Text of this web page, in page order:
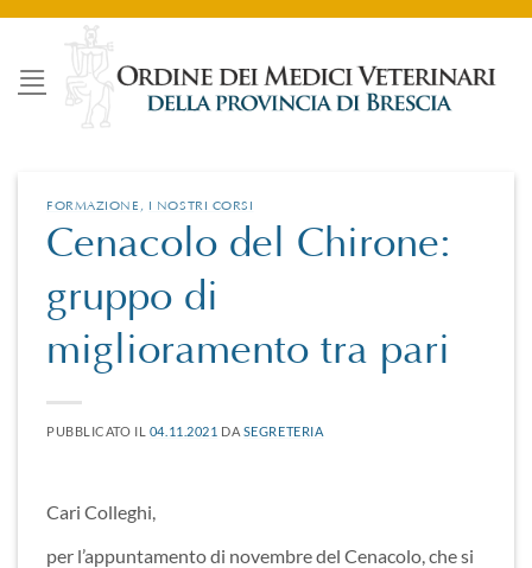
Salta
contenuti
FORMAZIONE , I NOSTRI CORSI
Cenacolo del Chirone:
gruppo di
miglioramento tra pari
PUBBLICATO IL 04.11.2021 DA SEGRETERIA
Cari Colleghi,
per l’appuntamento di novembre del Cenacolo, che si